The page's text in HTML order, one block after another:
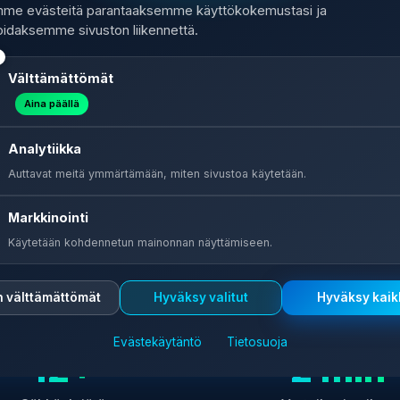
ilmaiseksi ja löydä sinulle paras vaihtoehto.
12+ 2 min
evästeitä parantaaksemme käyttökokemustasi ja
sivuston liikennettä.
Välttämättömät
Aina päällä
Analytiikka
Auttavat meitä ymmärtämään, miten sivustoa käytetään.
Markkinointi
Käytetään kohdennetun mainonnan näyttämiseen.
välttämättömät Hyväksy valitut Hyväksy
Evästekäytäntö Tietosuoja